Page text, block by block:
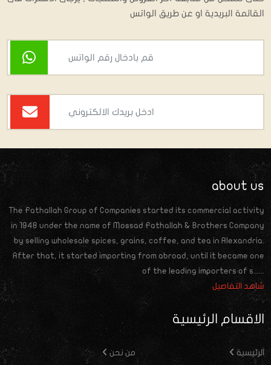
القائمة البريدية او عن طريق الواتس
about us
The Fathallah Group of Companies started its commercial activity
in 1948 under the name of Mossad Fathallah & Brothers Company
by selling wholesale spices, grains, coffee, and tea in Alexandria.
After that, it started importing from abroad, until it became one
of the leading importers of s......
شاهد التفاصيل
الاقسام الرئيسية
الرئيسية من نحن